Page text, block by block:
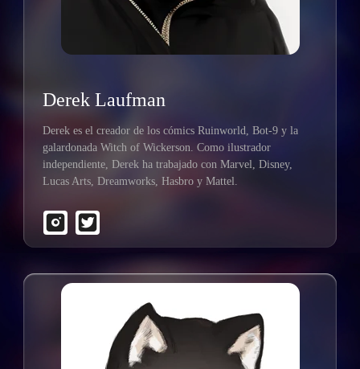
Derek Laufman
Derek es el creador de los cómics Ruinworld, Bot-9 y la
galardonada Witch of Wickerson. Como ilustrador
independiente, Derek ha trabajado con Marvel, Disney,
Lucas Arts, Dreamworks, Hasbro y Mattel.